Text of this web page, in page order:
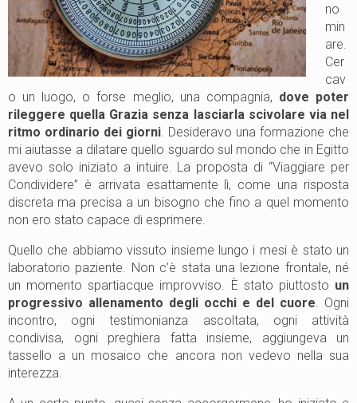
no
min
are.
Cer
cav
o un luogo, o forse meglio, una compagnia, dove poter
rileggere quella Grazia senza lasciarla scivolare via nel
ritmo ordinario dei giorni . Desideravo una formazione che
mi aiutasse a dilatare quello sguardo sul mondo che in Egitto
avevo solo iniziato a intuire. La proposta di “Viaggiare per
Condividere” è arrivata esattamente lì, come una risposta
discreta ma precisa a un bisogno che fino a quel momento
non ero stato capace di esprimere.
Quello che abbiamo vissuto insieme lungo i mesi è stato un
laboratorio paziente. Non c’è stata una lezione frontale, né
un momento spartiacque improvviso. È stato piuttosto un
progressivo allenamento degli occhi e del cuore . Ogni
incontro, ogni testimonianza ascoltata, ogni attività
condivisa, ogni preghiera fatta insieme, aggiungeva un
tassello a un mosaico che ancora non vedevo nella sua
interezza.